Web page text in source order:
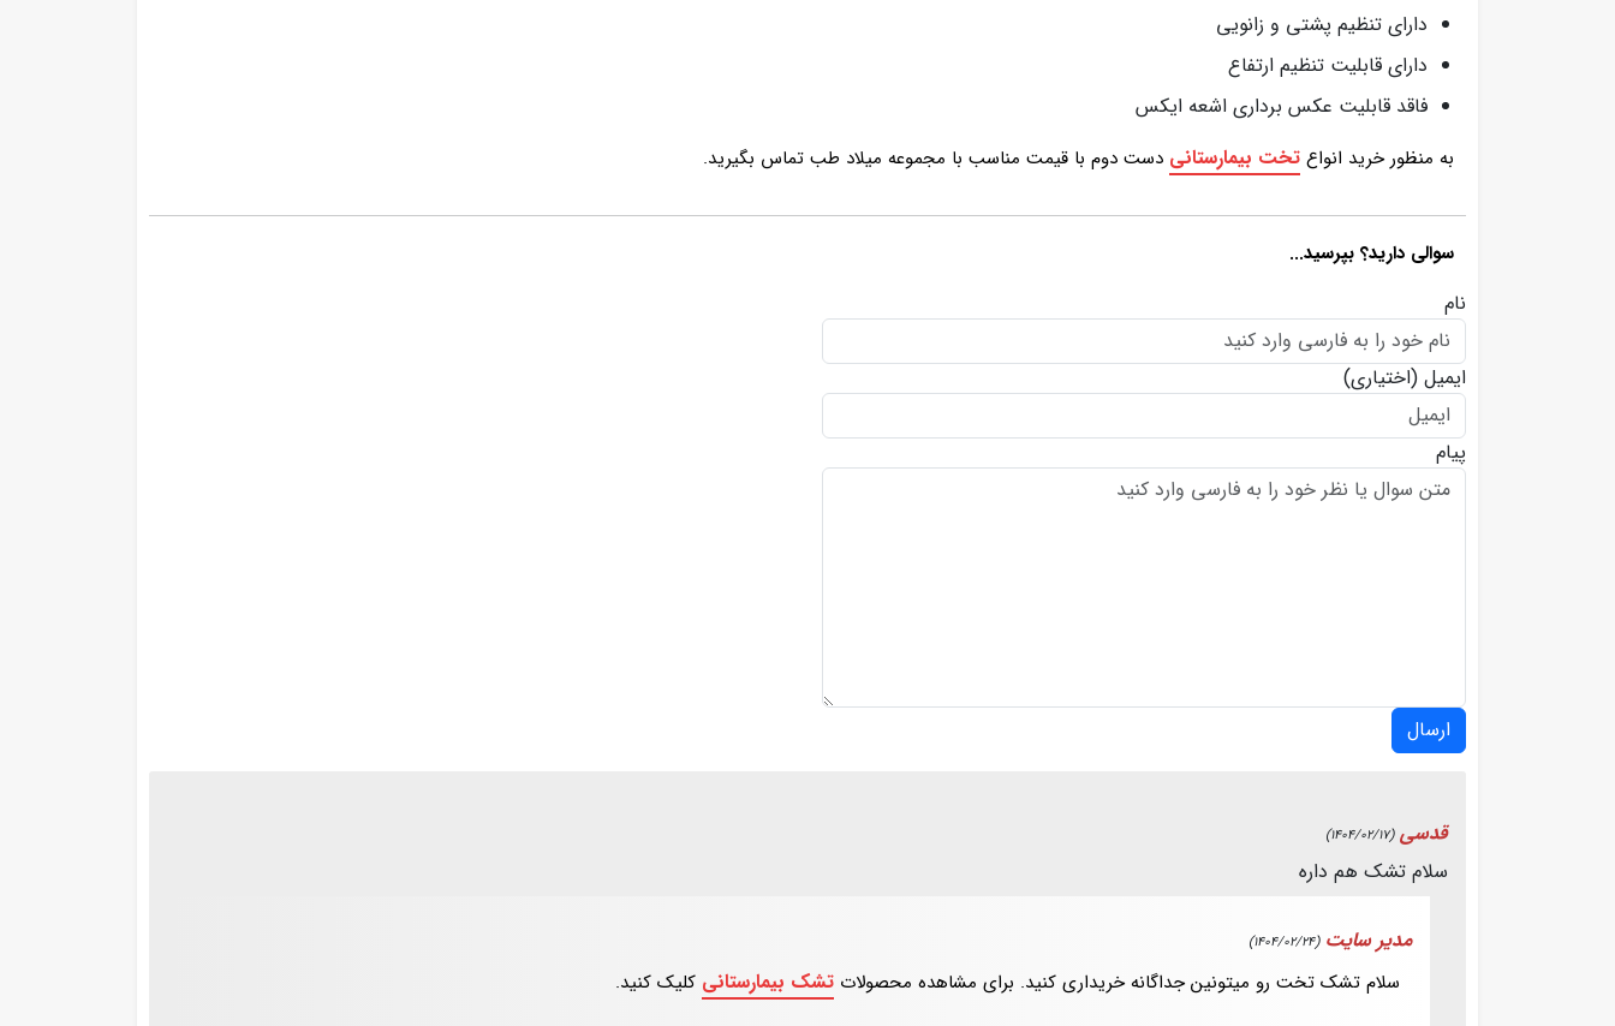
دارای تنظیم پشتی و زانویی
دارای قابلیت تنظیم ارتفاع
فاقد قابلیت عکس برداری اشعه ایکس
به منظور خرید انواع تخت بیمارستانی دست دوم با قیمت مناسب با مجموعه میلاد طب تماس بگیرید.
سوالی دارید؟ بپرسید...
نام
ایمیل (اختیاری)
پیام
ارسال
قدسی (1404/02/17)
سلام تشک هم داره
مدیر سایت (1404/02/24)
سلام تشک تخت رو میتونین جداگانه خریداری کنید. برای مشاهده محصولات تشک بیمارستانی کلیک کنید.